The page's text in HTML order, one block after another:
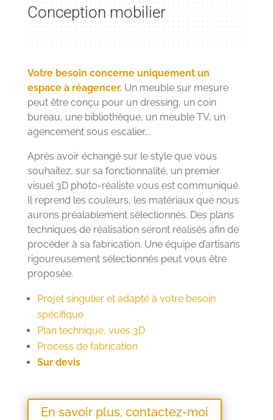
Conception mobilier
Votre besoin concerne uniquement un
espace à réagencer. Un meuble sur mesure
peut être conçu pour un dressing, un coin
bureau, une bibliothèque, un meuble TV, un
agencement sous escalier….
Après avoir échangé sur le style que vous
souhaitez, sur sa fonctionnalité, un premier
visuel 3D photo-réaliste vous est communiqué.
Il reprend les couleurs, les matériaux que nous
aurons préalablement sélectionnés. Des plans
techniques de réalisation seront réalisés afin de
procéder à sa fabrication. Une équipe d’artisans
rigoureusement sélectionnés peut vous être
proposée.
Projet singulier et adapté à votre besoin
spécifique
Plan technique, vues 3D
Process de fabrication
Sur devis
En savoir plus, contactez-moi